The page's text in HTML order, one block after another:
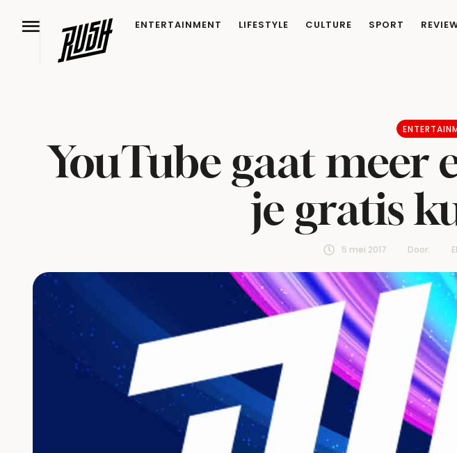
ENTERTAINMENT LIFESTYLE CULTURE SPORT
YouTube gaat meer
je gratis
5 mei 2017 Door: